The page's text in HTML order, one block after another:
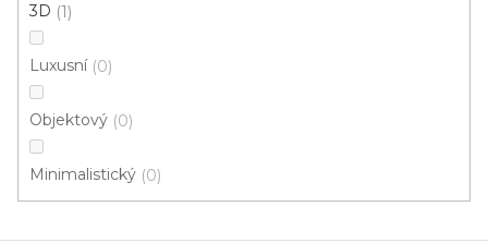
3D 1
Luxusní 0
Objektový 0
Minimalistický 0